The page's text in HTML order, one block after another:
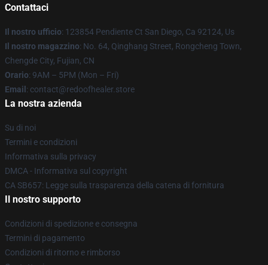
Contattaci
Il nostro ufficio: 123854 Pendiente Ct San Diego, Ca 92124, Us
Il nostro magazzino: No. 64, Qinghang Street, Rongcheng Town,
Chengde City, Fujian, CN
Orario: 9AM – 5PM (Mon – Fri)
Email : contact@redoofhealer.store
La nostra azienda
Su di noi
Termini e condizioni
Informativa sulla privacy
DMCA - Informativa sul copyright
CA SB657: Legge sulla trasparenza della catena di fornitura
Il nostro supporto
Condizioni di spedizione e consegna
Termini di pagamento
Condizioni di ritorno e rimborso